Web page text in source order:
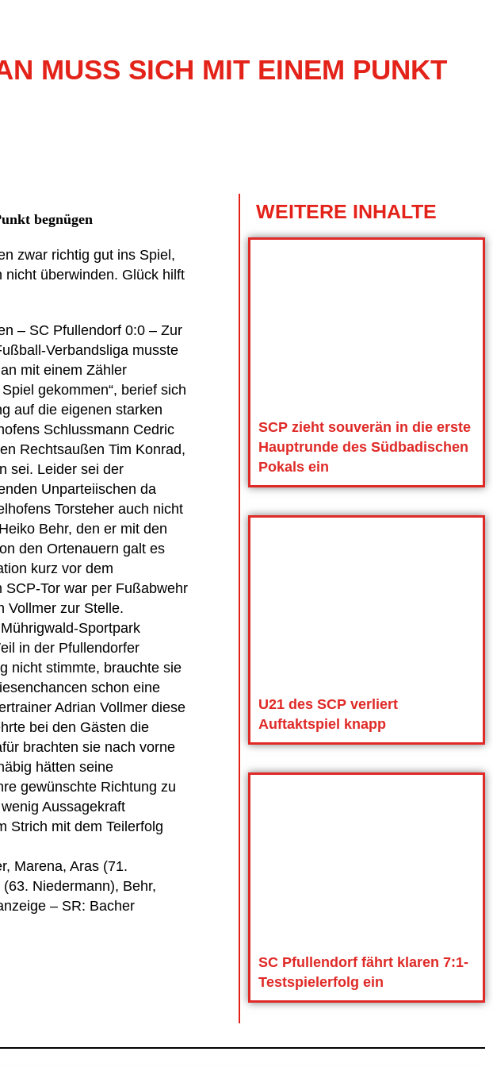
MUSS SICH MIT EINEM PUNKT
begnügen
zwar richtig gut ins Spiel,
nicht überwinden. Glück hilft
– SC Pfullendorf 0:0 – Zur
Verbandsliga musste
mit einem Zähler
gekommen“, berief sich
auf die eigenen starken
Schlussmann Cedric
Rechtsaußen Tim Konrad,
sei. Leider sei der
Unparteiischen da
Torsteher auch nicht
Behr, den er mit den
den Ortenauern galt es
kurz vor dem
Tor war per Fußabwehr
Vollmer zur Stelle.
Sportpark
in der Pfullendorfer
nicht stimmte, brauchte sie
schon eine
Adrian Vollmer diese
bei den Gästen die
brachten sie nach vorne
hätten seine
gewünschte Richtung zu
Aussagekraft
Strich mit dem Teilerfolg
Marena, Aras (71.
Niedermann), Behr,
– SR: Bacher
WEITERE INHALTE
SCP zieht souverän in die erste
Hauptrunde des Südbadischen
Pokals ein
U21 des SCP verliert
Auftaktspiel knapp
SC Pfullendorf fährt klaren 7:1-
Testspielerfolg ein